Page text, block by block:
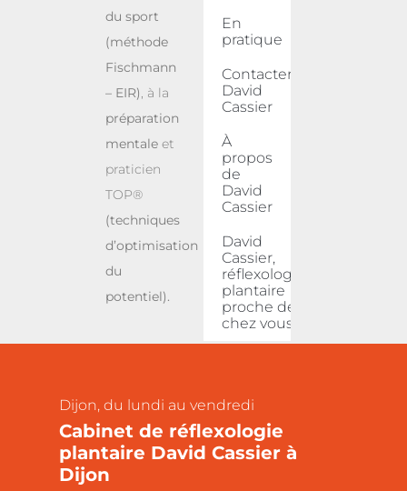
du sport
(méthode
Fischmann
– EIR), à la
préparation
mentale et
praticien
TOP®
(techniques
d’optimisation
du
potentiel).
En
pratique
Contacter
David
Cassier
À
propos
de
David
Cassier
David
Cassier,
réflexologue
plantaire
proche de
chez vous
Dijon, du lundi au vendredi
Cabinet de réflexologie
plantaire David Cassier à
Dijon